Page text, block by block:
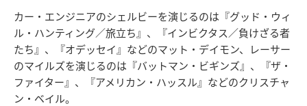
カー・エンジニアのシェルビーを演じるのは『グッド・ウィ
ル・ハンティング／旅立ち』、『インビクタス／負けざる者
たち』、『オデッセイ』などのマット・デイモン、レーサー
のマイルズを演じるのは『バットマン・ビギンズ』、『ザ・
ファイター』、『アメリカン・ハッスル』などのクリスチャ
ン・ベイル。